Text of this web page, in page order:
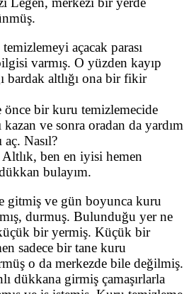
açacak parası
varmış. O yüzden kayıp
bardak altlığı ona bir fikir
önce bir kuru temizlemecide
kazan ve sonra oradan da yardım
Nasıl?
ben en iyisi hemen
bulayım.
gitmiş ve gün boyunca kuru
durmuş. Bulunduğu yer ne
bir yermiş. Küçük bir
sadece bir tane kuru
o da merkezde bile değilmiş.
dükkana girmiş çamaşırlarla